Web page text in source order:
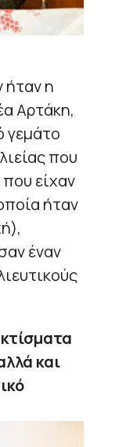
ήταν η
Αρτάκη,
γεμάτο
που
είχαν
ήταν
έναν
και